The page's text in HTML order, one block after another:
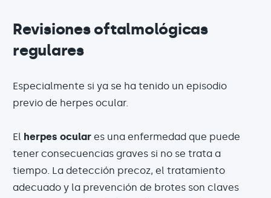
Revisiones oftalmológicas
regulares
Especialmente si ya se ha tenido un episodio
previo de herpes ocular.
El herpes ocular es una enfermedad que puede
tener consecuencias graves si no se trata a
tiempo. La detección precoz, el tratamiento
adecuado y la prevención de brotes son claves